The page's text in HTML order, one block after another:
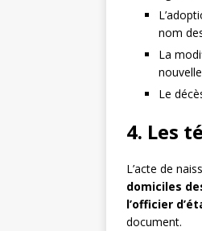
nom
La
Le
4. Les
L’acte de
domiciles
l’officier
document.